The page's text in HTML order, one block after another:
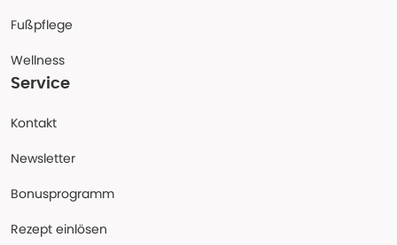
Fußpflege
Wellness
Service
Kontakt
Newsletter
Bonusprogramm
Rezept einlösen